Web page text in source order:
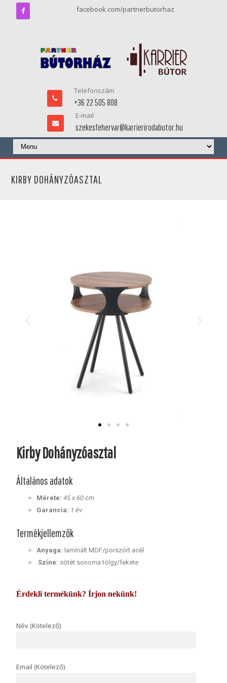
facebook.com/partnerbutorhaz
Telefonszám
+36 22 505 808
E-mail
szekesfehervar@karrierirodabutor.hu
KIRBY DOHÁNYZÓASZTAL
Kirby Dohányzóasztal
Általános adatok
Mérete:45 x 60 cm
Garancia: 1 év
Termékjellemzők
Anyaga: laminált MDF/porszórt acél
Színe: sötét sonoma tölgy/fekete
Érdekli termékünk? Írjon nekünk!
Név (Kötelező)
Email (Kötelező)